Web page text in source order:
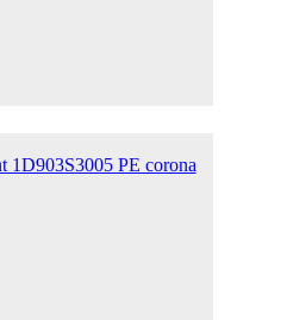
1D903S3005 PE corona